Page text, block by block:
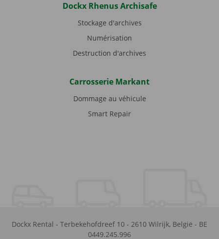
Dockx Rhenus Archisafe
Stockage d'archives
Numérisation
Destruction d'archives
Carrosserie Markant
Dommage au véhicule
Smart Repair
Dockx Rental - Terbekehofdreef 10 - 2610 Wilrijk, België - BE
0449.245.996